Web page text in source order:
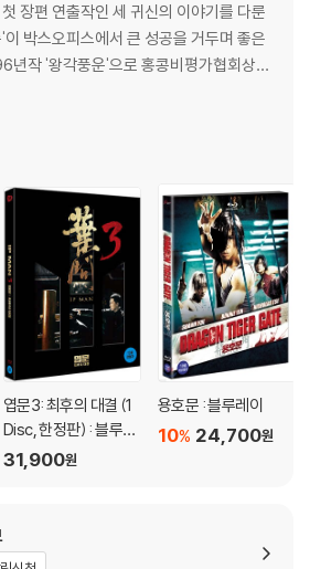
장편 연출작인 세 귀신의 이야기를 다룬
박스오피스에서 큰 성공을 거두며 좋은
년작 '왕각풍운'으로 홍콩비평가협회상에
수상했고, 1999년 작품인 '폭렬형경'으로
화상과 각본상을, 중국 창춘영화제에서
최근작인 '살파랑'은
엽문3: 최후의 대결 (1
Disc, 한정판) : 블루레
이
31,900원
용호문 : 블루레이
24,700원
10%